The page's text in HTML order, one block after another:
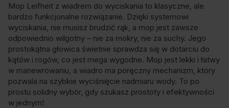
Mop Leifheit z wiadrem do wyciskania to klasyczne, ale
bardzo funkcjonalne rozwiązanie. Dzięki systemowi
wyciskania, nie musisz brudzić rąk, a mop jest zawsze
odpowiednio wilgotny – nie za mokry, nie za suchy. Jego
prostokątna głowica świetnie sprawdza się w dotarciu do
kątów i rogów, co jest mega wygodne. Mop jest lekki i łatwy
w manewrowaniu, a wiadro ma poręczny mechanizm, który
pozwala na szybkie wyciśnięcie nadmiaru wody. To po
prostu solidny wybór, gdy szukasz prostoty i efektywności
w jednym!